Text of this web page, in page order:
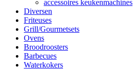
accessoires keukenmachines
Diversen
Friteuses
Grill/Gourmetsets
Ovens
Broodroosters
Barbecues
Waterkokers